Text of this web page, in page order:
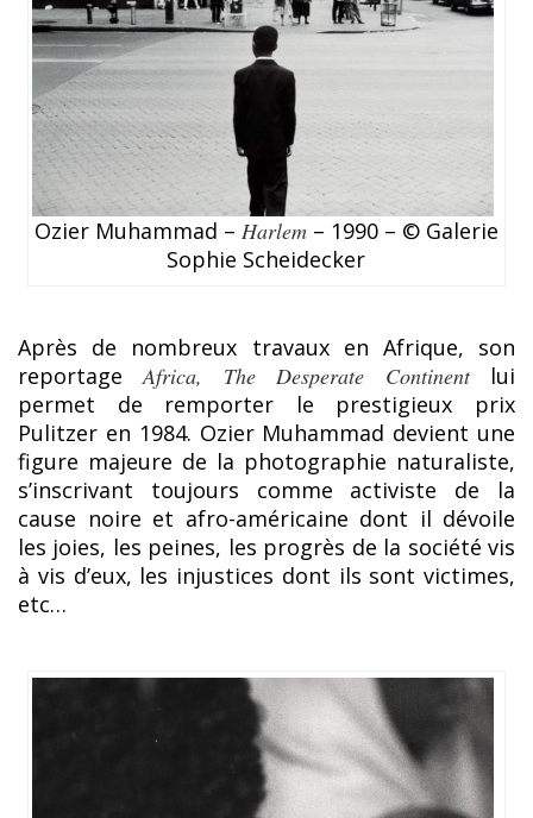
Ozier Muhammad – Harlem– 1990 – © Galerie
Sophie Scheidecker
Après de nombreux travaux en Afrique, son
reportageAfrica, The Desperate Continent lui
permet de remporter le prestigieux prix
Pulitzer en 1984. Ozier Muhammad devient une
figure majeure de la photographie naturaliste,
s’inscrivant toujours comme activiste de la
cause noire et afro-américaine dont il dévoile
les joies, les peines, les progrès de la société vis
à vis d’eux, les injustices dont ils sont victimes,
etc…